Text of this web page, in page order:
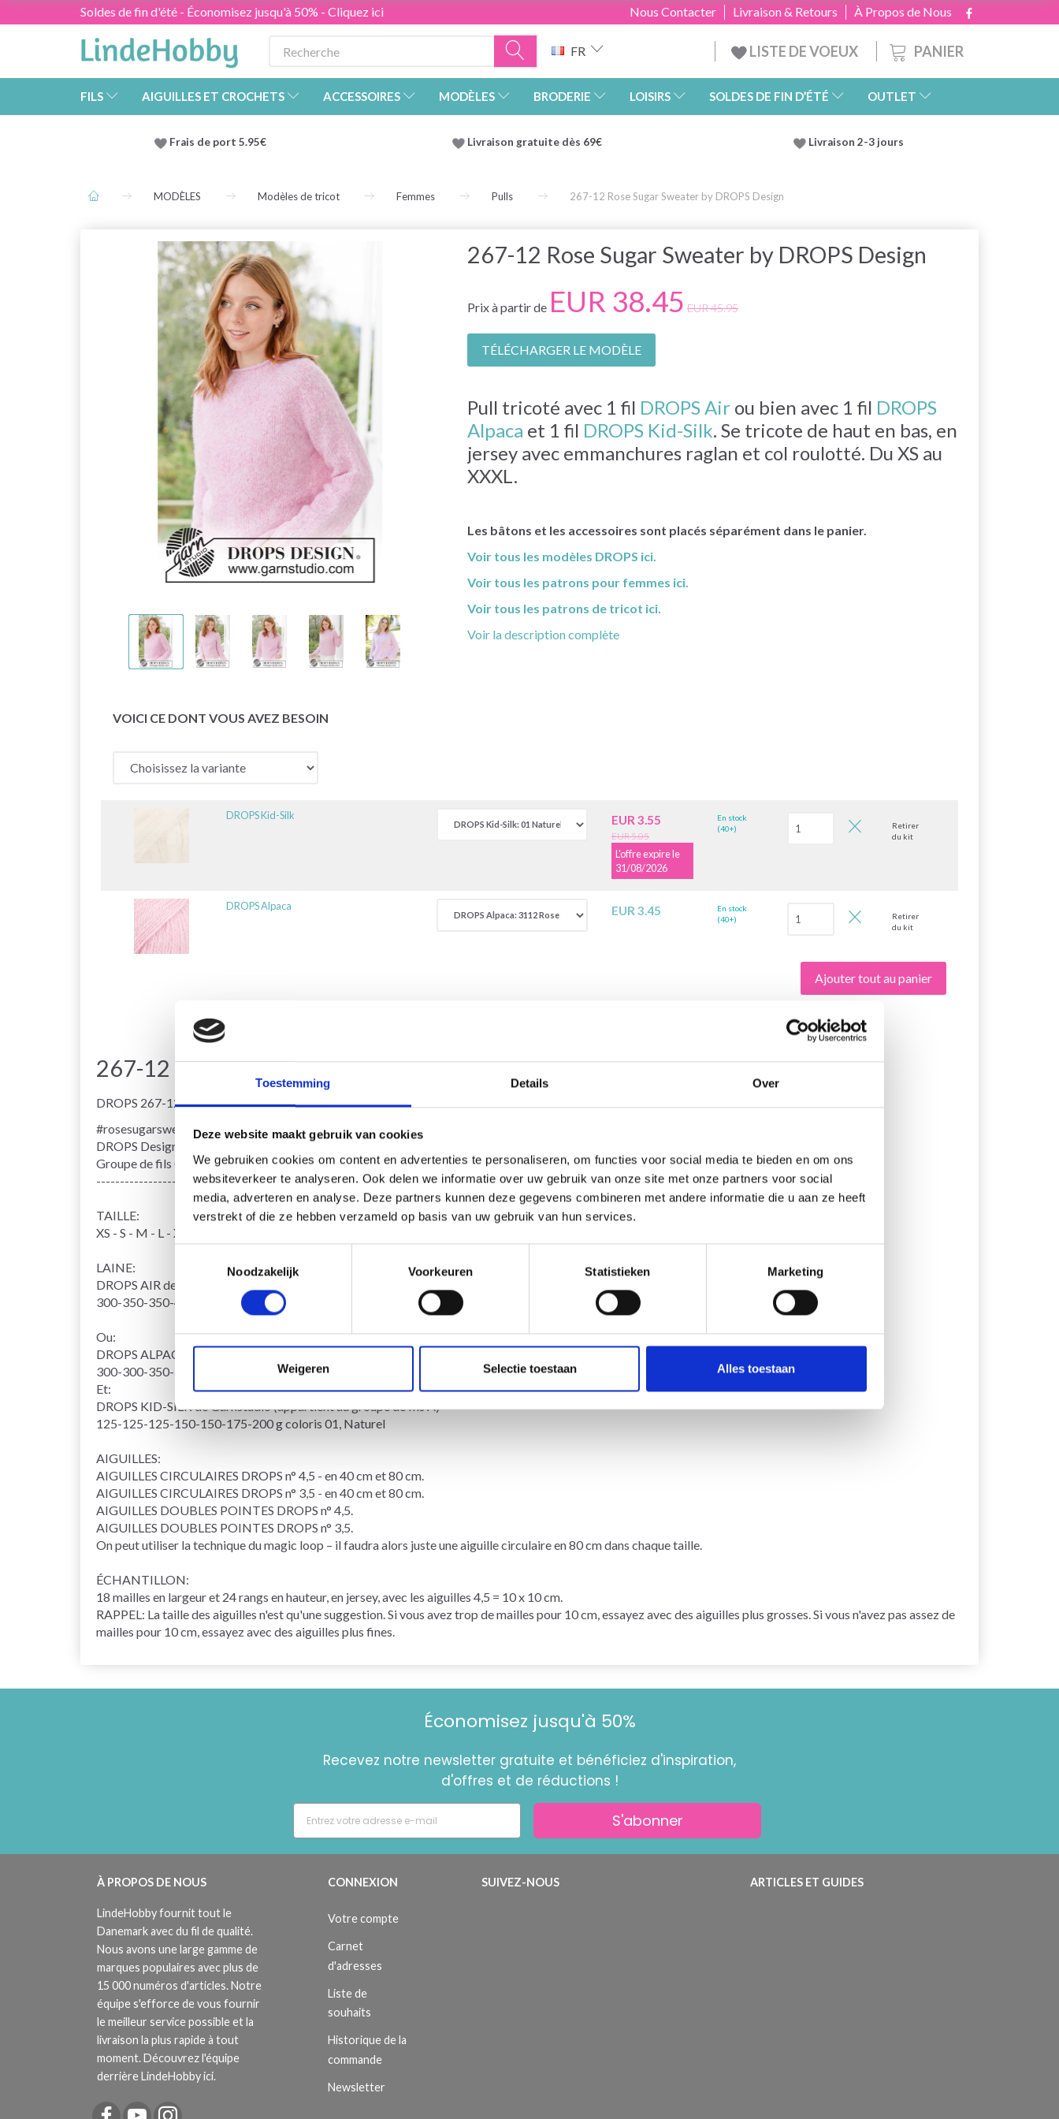
Toestemming Details Over
Deze website maakt gebruik van cookies
We gebruiken cookies om content en advertenties te personaliseren, om functies voor social media te bieden en om ons
websiteverkeer te analyseren. Ook delen we informatie over uw gebruik van onze site met onze partners voor social
media, adverteren en analyse. Deze partners kunnen deze gegevens combineren met andere informatie die u aan ze heeft
verstrekt of die ze hebben verzameld op basis van uw gebruik van hun services.
Noodzakelijk
Voorkeuren Statistieken Marketing
Weigeren Selectie toestaan Alles toestaan
Soldes de fin d'été - Économisez jusqu'à 50% - Cliquez ici À Propos de Nous
Livraison & Retours
Nous Contacter
PANIER
FR LISTE DE VOEUX
FILS AIGUILLES ET CROCHETS ACCESSOIRES MODÈLES BRODERIE LOISIRS SOLDES DE FIN D’ÉTÉ OUTLET
Frais de port 5.95€ Livraison gratuite dès 69€ Livraison 2-3 jours
MODÈLES Modèles de tricot Femmes Pulls 267-12 Rose Sugar Sweater by DROPS Design
267-12 Rose Sugar Sweater by DROPS Design
Prix à partir de EUR 38.45 EUR 45.95
TÉLÉCHARGER LE MODÈLE
Pull tricoté avec 1 fil DROPS Airou bien avec 1 fil DROPS
Alpaca et 1 fil DROPS Kid-Silk. Se tricote de haut en bas, en
jersey avec emmanchures raglan et col roulotté. Du XS au
XXXL.
Les bâtons et les accessoires sont placés séparément dans le panier.
Voir tous les modèles DROPS ici.
Voir tous les patrons pour femmes ici.
Voir tous les patrons de tricot ici.
Voir la description complète
VOICI CE DONT VOUS AVEZ BESOIN
DROPS Kid-Silk EUR 3.55
EUR 5.05
L'offre expire le
31/08/2026
En stock
(40+)
Retirer
du kit
DROPS Alpaca EUR 3.45
En stock
(40+)
Retirer
du kit
Ajouter tout au panier
267-12 Rose Sugar Sweater by DROPS Design
DROPS 267-12
#rosesugarsweater
DROPS Design: Modèle ai-561
Groupe de fils C ou A + A
-------------------------------------------------------
TAILLE:
XS - S - M - L - XL - XXL - XXXL
LAINE:
DROPS AIR de Garnstudio (appartient au groupe de fils C)
300-350-350-400-450-500-550 g coloris 08, Rose Clair
Ou:
DROPS ALPACA de Garnstudio (appartient au groupe de fils A)
300-300-350-350-400-450-500 g coloris 3112, Rose Tendre
Et:
DROPS KID-SILK de Garnstudio (appartient au groupe de fils A)
125-125-125-150-150-175-200 g coloris 01, Naturel
AIGUILLES:
AIGUILLES CIRCULAIRES DROPS n° 4,5 - en 40 cm et 80 cm.
AIGUILLES CIRCULAIRES DROPS n° 3,5 - en 40 cm et 80 cm.
AIGUILLES DOUBLES POINTES DROPS n° 4,5.
AIGUILLES DOUBLES POINTES DROPS n° 3,5.
On peut utiliser la technique dumagic loop – il faudra alors juste uneaiguille circulaireen 80 cm dans chaque taille.
ÉCHANTILLON:
18 mailles en largeur et 24rangs en hauteur, en jersey, avec les aiguilles 4,5 = 10 x 10 cm.
RAPPEL: La taille des aiguilles n'est qu'une suggestion. Si vous avez trop de mailles pour 10 cm, essayez avec des aiguilles plus grosses. Si vous n'avez pas assez de
mailles pour 10 cm, essayez avec des aiguilles plus fines.
Économisez jusqu'à 50%
Recevez notre newsletter gratuite et bénéficiez d'inspiration,
d'offres et de réductions !
S'abonner
À PROPOS DE NOUS
LindeHobby fournit tout le
Danemark avec du fil de qualité.
Nous avons une large gamme de
marques populaires avec plus de
15 000 numéros d'articles. Notre
équipe s'efforce de vous fournir
le meilleur service possible et la
livraison la plus rapide à tout
moment. Découvrez l'équipe
derrière LindeHobby ici.
CONNEXION
Votre compte
Carnet
d'adresses
Liste de
souhaits
Historique de la
commande
Newsletter
SUIVEZ-NOUS ARTICLES ET GUIDES